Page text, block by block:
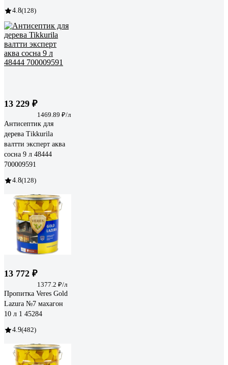
4.8(128)
13 229 ₽
1469.89 ₽/л
Антисептик для
дерева Tikkurila
валтти эксперт аква
сосна 9 л 48444
700009591
4.8(128)
13 772 ₽
1377.2 ₽/л
Пропитка Veres Gold
Lazura №7 махагон
10 л 1 45284
4.9(482)